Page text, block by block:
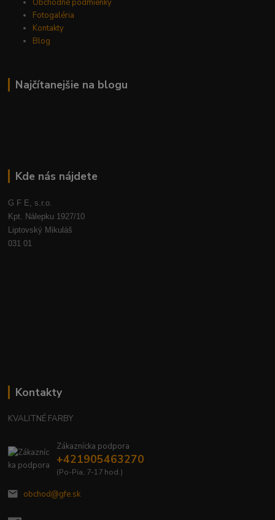
Obchodné podmienky
Fotogaléria
Kontakty
Blog
Najčítanejšie na blogu
Kde nás nájdete
G F E, s.r.o.
Kpt. Nálepku 1927/10
Liptovský Mikuláš
031 01
Kontakty
KVALITNÉ FARBY
Zákaznícka podpora
+421905463270
(Po-Pia, 7-17 hod.)
obchod@gfe.sk